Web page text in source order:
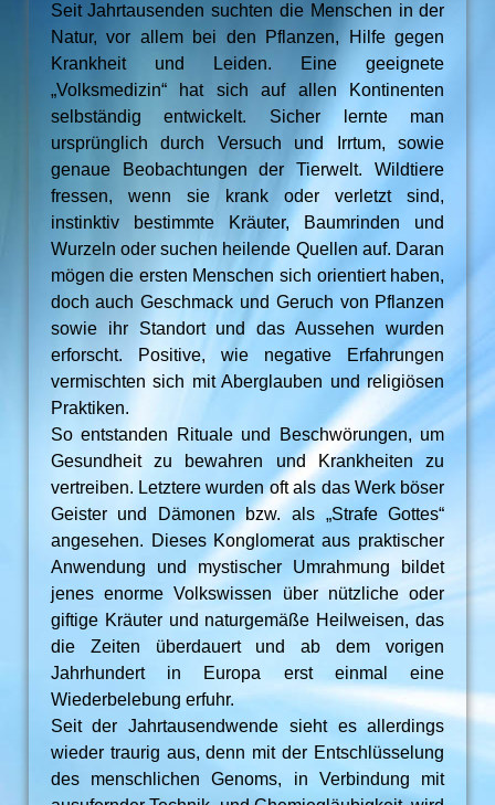
Seit Jahrtausenden suchten die Menschen in der
Natur, vor allem bei den Pflanzen, Hilfe gegen
Krankheit und Leiden. Eine geeignete
„Volksmedizin“ hat sich auf allen Kontinenten
selbständig entwickelt. Sicher lernte man
ursprünglich durch Versuch und Irrtum, sowie
genaue Beobachtungen der Tierwelt. Wildtiere
fressen, wenn sie krank oder verletzt sind,
instinktiv bestimmte Kräuter, Baumrinden und
Wurzeln oder suchen heilende Quellen auf. Daran
mögen die ersten Menschen sich orientiert haben,
doch auch Geschmack und Geruch von Pflanzen
sowie ihr Standort und das Aussehen wurden
erforscht. Positive, wie negative Erfahrungen
vermischten sich mit Aberglauben und religiösen
Praktiken.
So entstanden Rituale und Beschwörungen, um
Gesundheit zu bewahren und Krankheiten zu
vertreiben. Letztere wurden oft als das Werk böser
Geister und Dämonen bzw. als „Strafe Gottes“
angesehen. Dieses Konglomerat aus praktischer
Anwendung und mystischer Umrahmung bildet
jenes enorme Volkswissen über nützliche oder
giftige Kräuter und naturgemäße Heilweisen, das
die Zeiten überdauert und ab dem vorigen
Jahrhundert in Europa erst einmal eine
Wiederbelebung erfuhr.
Seit der Jahrtausendwende sieht es allerdings
wieder traurig aus, denn mit der Entschlüsselung
des menschlichen Genoms, in Verbindung mit